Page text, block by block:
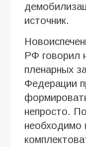
источник.
РФ говорил
пленарных
Федерации
непросто.
необходимо